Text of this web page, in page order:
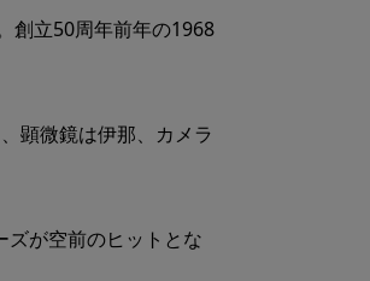
創立50周年前年の1968
顕微鏡は伊那、カメラ
ズが空前のヒットとな